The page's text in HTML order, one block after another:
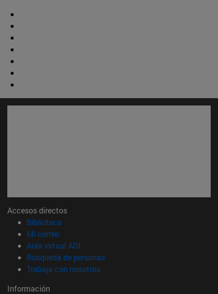
Accesos directos
Biblioteca
Mi correo(abre en nueva ventana)
Aula virtual ADI
Búsqueda de personas(abre en nueva ventana)
Trabaja con nosotros(abre en nueva ventana)
Información